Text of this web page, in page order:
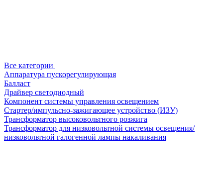
Все категории
Аппаратура пускорегулирующая
Балласт
Драйвер светодиодный
Компонент системы управления освещением
Стартер/импульсно-зажигающее устройство (ИЗУ)
Трансформатор высоковольтного розжига
Трансформатор для низковольтной системы освещения/
низковольтной галогенной лампы накаливания